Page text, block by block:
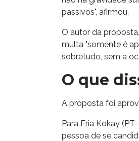
passivos", afirmou.
O autor da
multa "somente é
sobretudo, sem a
O que
A proposta foi
Para Eria Kokay
pessoa de se